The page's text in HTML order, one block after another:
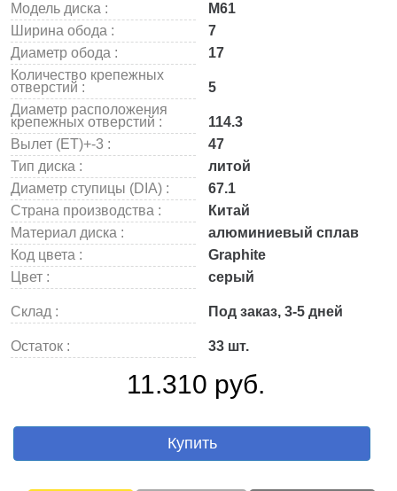
Модель диска :
M61
Ширина обода :
7
Диаметр обода :
17
Количество крепежных
отверстий :
5
Диаметр расположения
крепежных отверстий :
114.3
Вылет (ET)+-3 :
47
Тип диска :
литой
Диаметр ступицы (DIA) :
67.1
Страна производства :
Китай
Материал диска :
алюминиевый сплав
Код цвета :
Graphite
Цвет :
серый
Склад : Под заказ, 3-5 дней
Остаток : 33 шт.
11.310 руб.
Купить